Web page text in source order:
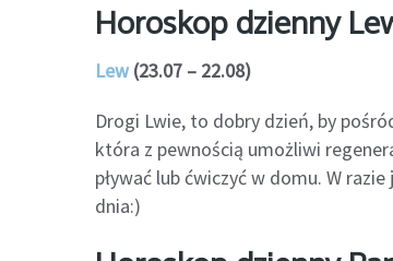
Horoskop dzienny
Lew (23.07 – 22.08)
Drogi Lwie, to dobry dzień, by
która z pewnością umożliwi
pływać lub ćwiczyć w domu. W
dnia:)